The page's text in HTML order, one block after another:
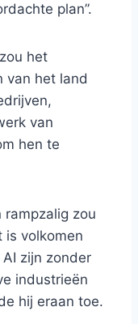
plan”.
het
van het land
van
hen te
rampzalig zou
is volkomen
zijn zonder
industrieën
hij eraan toe.